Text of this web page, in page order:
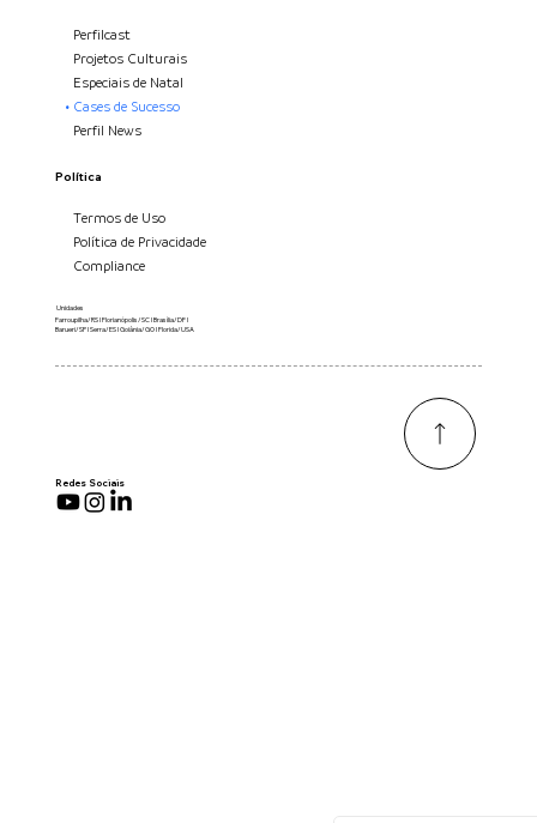
Redes Sociais
Unidades
Farroupilha/RS I Florianópolis/SC I Brasília/DF I
Barueri/SP I Serra/ES I Goiânia/GO I Florida/USA
Política
Perfilcast
Projetos Culturais
Especiais de Natal
Cases de Sucesso
Perfil News
Termos de Uso
Política de Privacidade
Compliance